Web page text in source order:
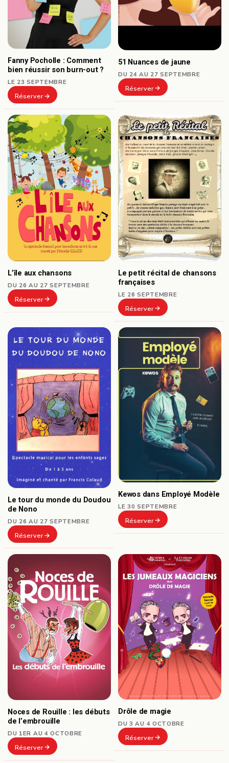
Fanny Pocholle : Comment
bien réussir son burn-out ?
LE 23 SEPTEMBRE
Réserver
51 Nuances de jaune
DU 24 AU 27 SEPTEMBRE
Réserver
L’île aux chansons
DU 26 AU 27 SEPTEMBRE
Réserver
Le petit récital de chansons
françaises
LE 26 SEPTEMBRE
Réserver
Le tour du monde du Doudou
de Nono
DU 26 AU 27 SEPTEMBRE
Réserver
Kewos dans Employé Modèle
LE 30 SEPTEMBRE
Réserver
Noces de Rouille : les débuts
de l’embrouille
DU 1ER AU 4 OCTOBRE
Réserver
Drôle de magie
DU 3 AU 4 OCTOBRE
Réserver